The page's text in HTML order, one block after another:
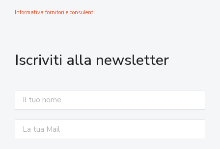
Informativa fornitori e consulenti
Iscriviti alla newsletter